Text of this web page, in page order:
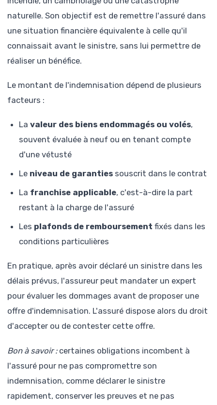
naturelle. Son objectif est de remettre l'assuré dans
une situation financière équivalente à celle qu'il
connaissait avant le sinistre, sans lui permettre de
réaliser un bénéfice.
Le montant de l'indemnisation dépend de plusieurs
facteurs :
La valeur des biens endommagés ou volés,
souvent évaluée à neuf ou en tenant compte
d'une vétusté
Le niveau de garanties souscrit dans le contrat
La franchise applicable, c'est-à-dire la part
restant à la charge de l'assuré
Les plafonds de remboursement fixés dans les
conditions particulières
En pratique, après avoir déclaré un sinistre dans les
délais prévus, l'assureur peut mandater un expert
pour évaluer les dommages avant de proposer une
offre d'indemnisation. L'assuré dispose alors du droit
d'accepter ou de contester cette offre.
Bon à savoir :certaines obligations incombent à
l'assuré pour ne pas compromettre son
indemnisation, comme déclarer le sinistre
rapidement, conserver les preuves et ne pas